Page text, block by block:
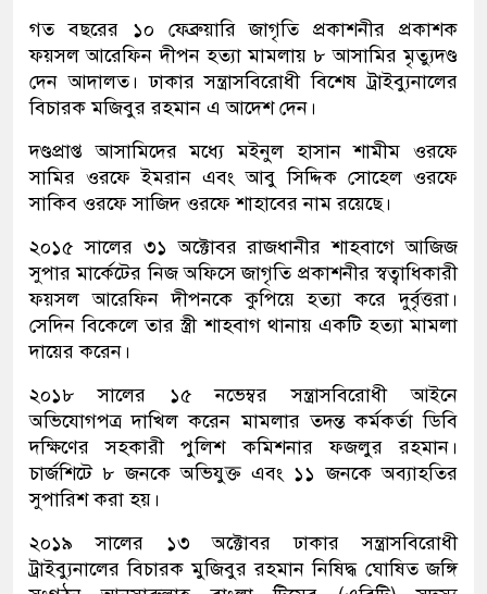
গত বছরের ১০ ফেব্রুয়ারি জাগৃতি প্রকাশনীর প্রকাশক
ফয়সল আরেফিন দীপন হত্যা মামলায় ৮ আসামির মৃত্যুদণ্ড
দেন আদালত। ঢাকার সন্ত্রাসবিরোধী বিশেষ ট্রাইব্যুনালের
বিচারক মজিবুর রহমান এ আদেশ দেন।
দণ্ডপ্রাপ্ত আসামিদের মধ্যে মইনুল হাসান শামীম ওরফে
সামির ওরফে ইমরান এবং আবু সিদ্দিক সোহেল ওরফে
সাকিব ওরফে সাজিদ ওরফে শাহাবের নাম রয়েছে।
২০১৫ সালের ৩১ অক্টোবর রাজধানীর শাহবাগে আজিজ
সুপার মার্কেটের নিজ অফিসে জাগৃতি প্রকাশনীর স্বত্বাধিকারী
ফয়সল আরেফিন দীপনকে কুপিয়ে হত্যা করে দুর্বৃত্তরা।
সেদিন বিকেলে তার স্ত্রী শাহবাগ থানায় একটি হত্যা মামলা
দায়ের করেন।
২০১৮ সালের ১৫ নভেম্বর সন্ত্রাসবিরোধী আইনে
অভিযোগপত্র দাখিল করেন মামলার তদন্ত কর্মকর্তা ডিবি
দক্ষিণের সহকারী পুলিশ কমিশনার ফজলুর রহমান।
চার্জশিটে ৮ জনকে অভিযুক্ত এবং ১১ জনকে অব্যাহতির
সুপারিশ করা হয়।
২০১৯ সালের ১৩ অক্টোবর ঢাকার সন্ত্রাসবিরোধী
ট্রাইব্যুনালের বিচারক মুজিবুর রহমান নিষিদ্ধ ঘোষিত জঙ্গি